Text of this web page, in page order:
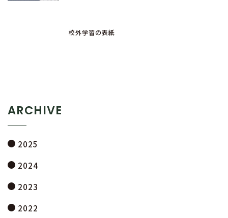
校外学習の表紙
ARCHIVE
2025
2024
2023
2022